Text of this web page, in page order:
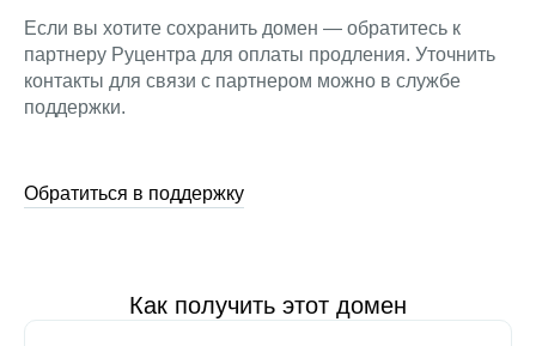
Если вы хотите сохранить домен — обратитесь к
партнеру Руцентра для оплаты продления. Уточнить
контакты для связи с партнером можно в службе
поддержки.
Обратиться в поддержку
Как получить этот домен